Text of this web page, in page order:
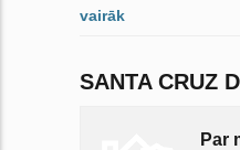
vairāk
SANTA CRUZ
Par